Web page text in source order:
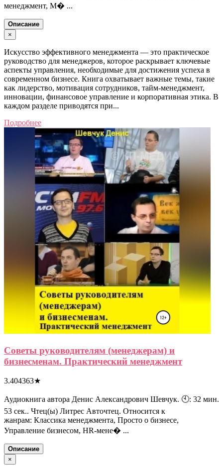
менеджмент, М� ...
Описание
×
Искусство эффективного менеджмента — это практическое
руководство для менеджеров, которое раскрывает ключевые
аспекты управления, необходимые для достижения успеха в
современном бизнесе. Книга охватывает важные темы, такие
как лидерство, мотивация сотрудников, тайм-менеджмент,
инновации, финансовое управление и корпоративная этика. В
каждом разделе приводятся при...
Подробнее
Советы руководителям (менеджерам) и
бизнесменам. Практический менеджмент
3.404363★
Аудиокнига автора Денис Александрович Шевчук. 🕙: 32 мин.
53 сек.. Чтец(ы) Литрес Авточтец. Относится к
жанрам: Классика менеджмента, Просто о бизнесе,
Управление бизнесом, HR-мене� ...
Описание
×